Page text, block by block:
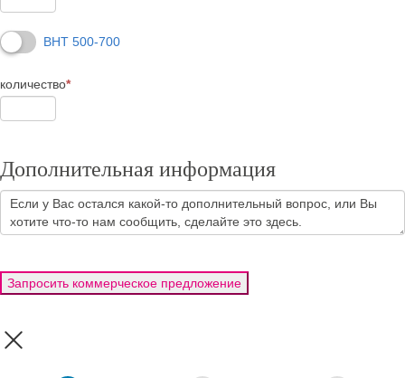
BHT 500-700
количество*
Дополнительная информация
Запросить коммерческое предложение